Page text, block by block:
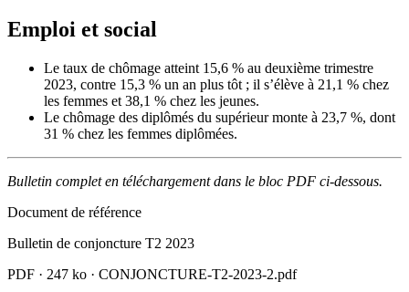
Emploi et social
Le taux de chômage atteint 15,6 % au deuxième trimestre
2023, contre 15,3 % un an plus tôt ; il s’élève à 21,1 % chez
les femmes et 38,1 % chez les jeunes.
Le chômage des diplômés du supérieur monte à 23,7 %, dont
31 % chez les femmes diplômées.
Bulletin complet en téléchargement dans le bloc PDF ci-dessous.
Document de référence
Bulletin de conjoncture T2 2023
PDF · 247 ko · CONJONCTURE-T2-2023-2.pdf